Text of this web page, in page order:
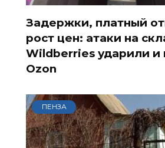
Задержки, платный
рост цен: атаки на
Wildberries ударили и
Ozon
ПЕНЗА